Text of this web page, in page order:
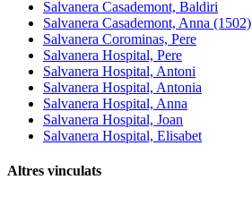
Salvanera Casademont, Baldiri
Salvanera Casademont, Anna (1502)
Salvanera Corominas, Pere
Salvanera Hospital, Pere
Salvanera Hospital, Antoni
Salvanera Hospital, Antonia
Salvanera Hospital, Anna
Salvanera Hospital, Joan
Salvanera Hospital, Elisabet
Altres vinculats